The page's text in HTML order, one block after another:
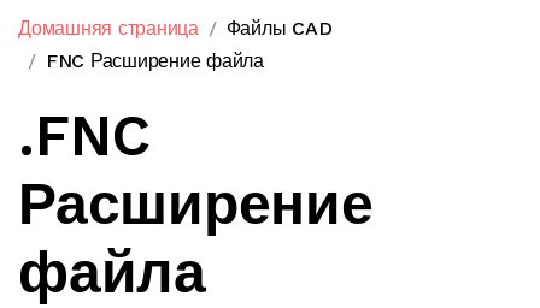
Домашняя страница
Файлы CAD
FNC Расширение файла
.FNC
Расширение
файла